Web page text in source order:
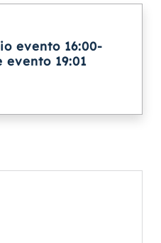
evento 16:00-
evento 19:01